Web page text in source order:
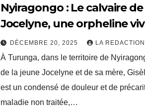
Nyiragongo : Le calvaire de
Jocelyne, une orpheline
avec handicap dans l’oubli,
MUSAADA alerte
DÉCEMBRE 20, 2025 LA REDACTION
À Turunga, dans le territoire de
de la jeune Jocelyne et de sa mère,
est un condensé de douleur et de
maladie non traitée,…